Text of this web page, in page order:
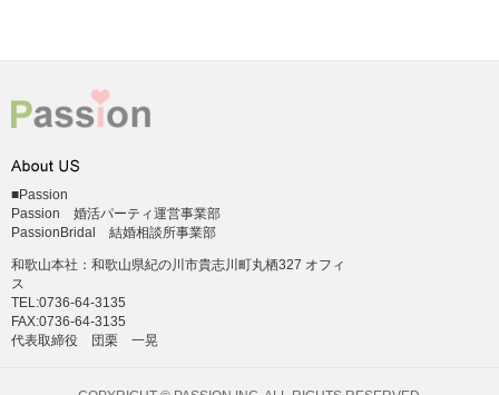
■Passion
Passion 婚活パーティ運営事業部
PassionBridal 結婚相談所事業部
和歌山本社：和歌山県紀の川市貴志川町丸栖327 オフィ
ス
TEL:0736-64-3135
FAX:0736-64-3135
代表取締役 団栗 一晃